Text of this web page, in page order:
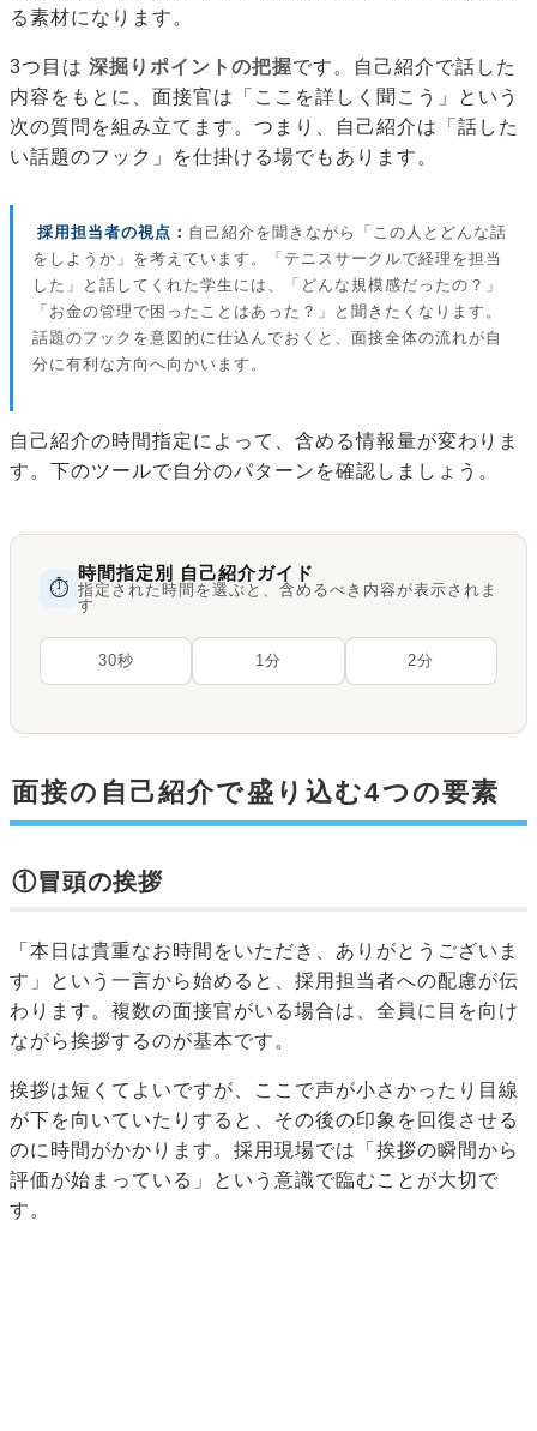
る素材になります。
3つ目は 深掘りポイントの把握です。自己紹介で話した
内容をもとに、面接官は「ここを詳しく聞こう」という
次の質問を組み立てます。つまり、自己紹介は「話した
い話題のフック」を仕掛ける場でもあります。
採用担当者の視点： 自己紹介を聞きながら「この人とどんな話
をしようか」を考えています。「テニスサークルで経理を担当
した」と話してくれた学生には、「どんな規模感だったの？」
「お金の管理で困ったことはあった？」と聞きたくなります。
話題のフックを意図的に仕込んでおくと、面接全体の流れが自
分に有利な方向へ向かいます。
自己紹介の時間指定によって、含める情報量が変わりま
す。下のツールで自分のパターンを確認しましょう。
⏱
時間指定別 自己紹介ガイド
指定された時間を選ぶと、含めるべき内容が表示されま
す
30秒 1分 2分
面接の自己紹介で盛り込む4つの要素
①冒頭の挨拶
「本日は貴重なお時間をいただき、ありがとうございま
す」という一言から始めると、採用担当者への配慮が伝
わります。複数の面接官がいる場合は、全員に目を向け
ながら挨拶するのが基本です。
挨拶は短くてよいですが、ここで声が小さかったり目線
が下を向いていたりすると、その後の印象を回復させる
のに時間がかかります。採用現場では「挨拶の瞬間から
評価が始まっている」という意識で臨むことが大切で
す。